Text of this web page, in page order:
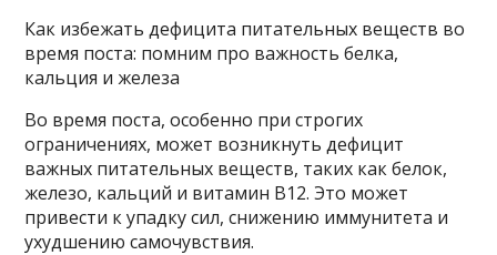
Как избежать дефицита питательных веществ во
время поста: помним про важность белка,
кальция и железа
Во время поста, особенно при строгих
ограничениях, может возникнуть дефицит
важных питательных веществ, таких как белок,
железо, кальций и витамин B12. Это может
привести к упадку сил, снижению иммунитета и
ухудшению самочувствия.